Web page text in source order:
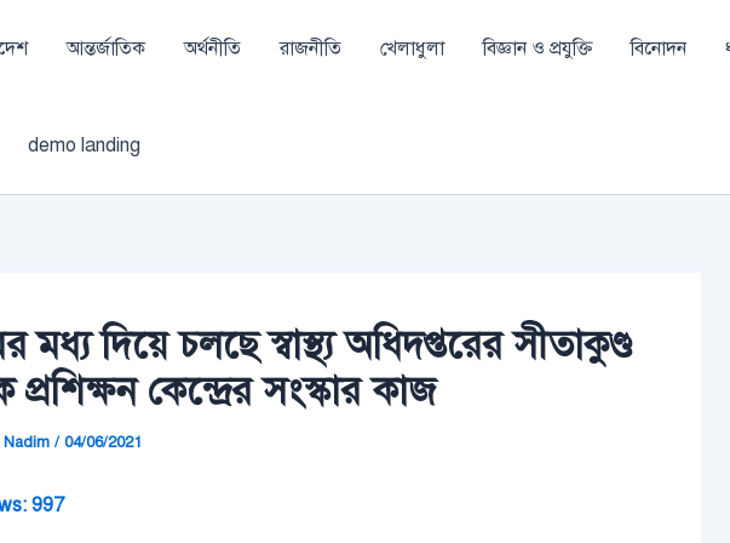
আন্তর্জাতিক অর্থনীতি রাজনীতি খেলাধুলা বিজ্ঞান ও প্রযুক্তি বিনোদন
demo landing
মধ্য দিয়ে চলছে স্বাস্থ্য অধিদপ্তরের সীতাকুণ্ড
কেন্দ্রের সংস্কার কাজ
/04/06/2021
997